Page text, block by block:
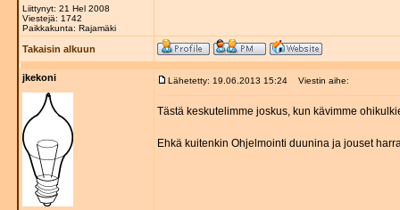
Liittynyt: 21 Hel 2008
Viestejä: 1742
Paikkakunta: Rajamäki
Takaisin alkuun
jkekoni Lähetetty: 19.06.2013 15:24 Viestin aihe:
Tästä keskutelimme joskus, kun kävimme
Ehkä kuitenkin Ohjelmointi duunina ja jouset